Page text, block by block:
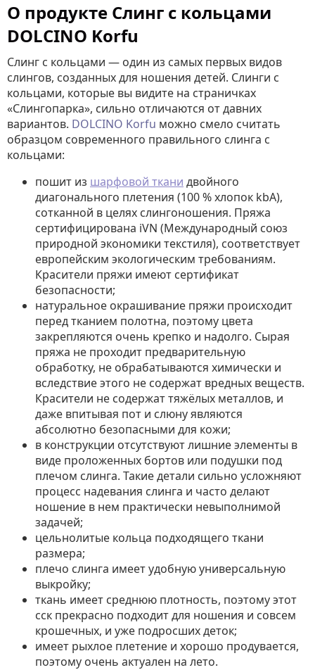
О продукте Слинг с кольцами
DOLCINO Korfu
Слинг с кольцами — один из самых первых видов
слингов, созданных для ношения детей. Слинги с
кольцами, которые вы видите на страничках
«Слингопарка», сильно отличаются от давних
вариантов. DOLCINO Korfu можно смело считать
образцом современного правильного слинга с
кольцами:
пошит из шарфовой ткани двойного
диагонального плетения (100 % хлопок kbA),
сотканной в целях слингоношения. Пряжа
сертифицирована iVN (Международный союз
природной экономики текстиля), соответствует
европейским экологическим требованиям.
Красители пряжи имеют сертификат
безопасности;
натуральное окрашивание пряжи происходит
перед тканием полотна, поэтому цвета
закрепляются очень крепко и надолго. Сырая
пряжа не проходит предварительную
обработку, не обрабатываются химически и
вследствие этого не содержат вредных веществ.
Красители не содержат тяжёлых металлов, и
даже впитывая пот и слюну являются
абсолютно безопасными для кожи;
в конструкции отсутствуют лишние элементы в
виде проложенных бортов или подушки под
плечом слинга. Такие детали сильно усложняют
процесс надевания слинга и часто делают
ношение в нем практически невыполнимой
задачей;
цельнолитые кольца подходящего ткани
размера;
плечо слинга имеет удобную универсальную
выкройку;
ткань имеет среднюю плотность, поэтому этот
сск прекрасно подходит для ношения и совсем
крошечных, и уже подросших деток;
имеет рыхлое плетение и хорошо продувается,
поэтому очень актуален на лето.